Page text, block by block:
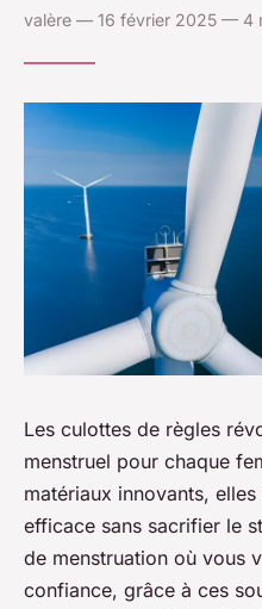
valère — 16 février 2025 — 4
Les culottes de règles
menstruel pour chaque
matériaux innovants,
efficace sans sacrifier le
de menstruation où vous
confiance, grâce à ces